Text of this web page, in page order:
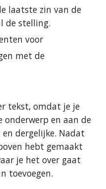
laatste zin van de
de stelling.
voor
met de
tekst, omdat je je
en aan de
dergelijke. Nadat
hebt gemaakt
je het over gaat
toevoegen.